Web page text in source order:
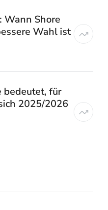
Shore
Wahl ist
bedeutet, für
2025/2026